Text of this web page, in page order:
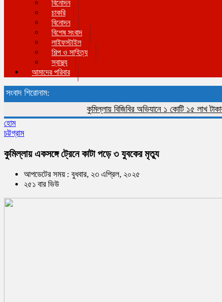
বিনোদন
চাকরি
বিনোদন
বিশেষ সংবাদ
লাইফস্টাইল
শিল্প ও সাহিত্য
স্বাস্থ্য
আমাদের পরিবার
সংবাদ শিরোনাম:
কুমিল্লায় বিজিবির অভিযানে ১ কোটি ১৫ লাখ টাকার
হোম
চট্টগ্রাম
কুমিল্লায় একসঙ্গে ট্রেনে কাটা পড়ে ৩ যুবকের মৃত্যু
আপডেটের সময় : বুধবার, ২৩ এপ্রিল, ২০২৫
২৫১ বার ভিউ